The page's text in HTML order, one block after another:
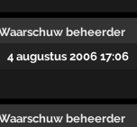
4 augustus 2006 17:06